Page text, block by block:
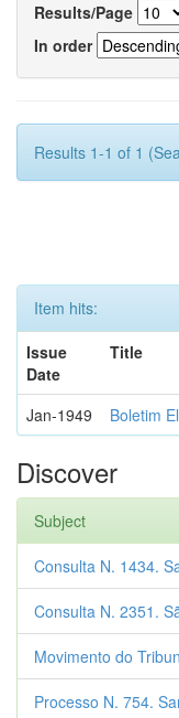
Results/Page
In order
Results 1-1 of 1
Item hits:
Issue
Date
Title
Jan-1949 Boletim
Discover
Subject
Consulta N. 1434.
Consulta N. 2351.
Movimento do
Processo N. 754.